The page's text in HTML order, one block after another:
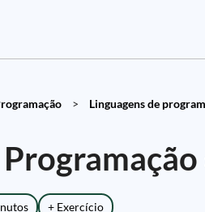
> Linguagens de
+ Exercício